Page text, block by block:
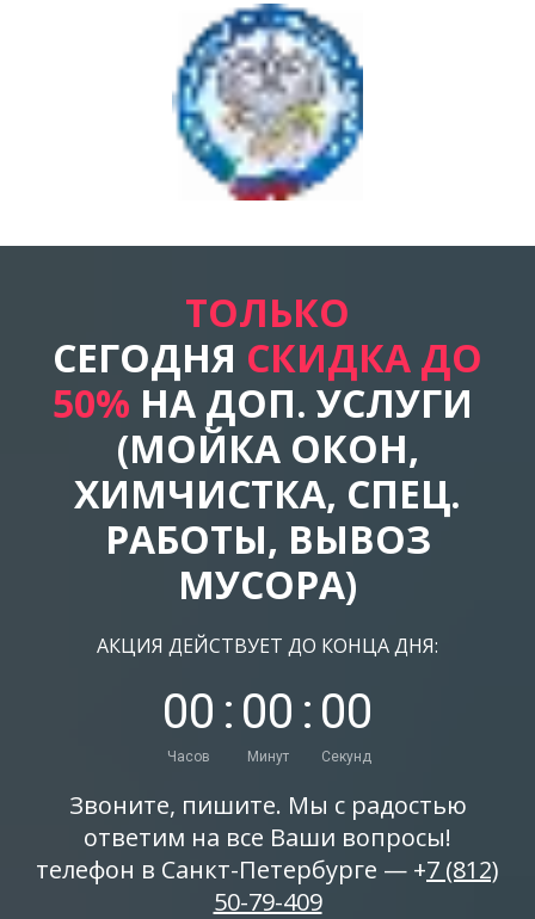
ТОЛЬКО
СЕГОДНЯ СКИДКА ДО
50% НА ДОП. УСЛУГИ
(МОЙКА ОКОН,
ХИМЧИСТКА, СПЕЦ.
РАБОТЫ, ВЫВОЗ
МУСОРА)
АКЦИЯ ДЕЙСТВУЕТ ДО КОНЦА ДНЯ:
00
Часов
: 00
Минут
: 00
Секунд
Звоните, пишите. Мы с радостью
ответим на все Ваши вопросы!
телефон в Санкт-Петербурге — +7 (812)
50-79-409